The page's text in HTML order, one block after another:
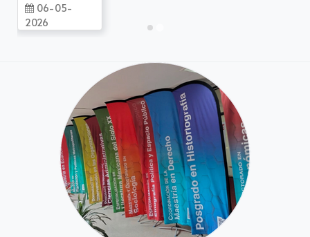
06-05-
2026